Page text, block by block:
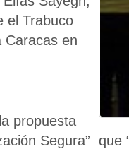
el Trabuco
Caracas en
propuesta
Segura” que